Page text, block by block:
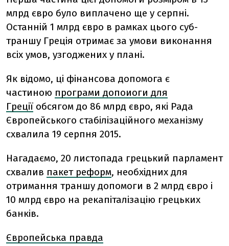
млрд євро було виплачено ще у серпні.
Останній 1 млрд євро в рамках цього суб-
траншу Греція отримає за умови виконання
всіх умов, узгоджених у плані.
Як відомо, ці фінансова допомога є
частиною програми допоиоги для
Греції обсягом до 86 млрд євро, які Рада
Європейського стабілізаційного механізму
схвалила 19 серпня 2015.
Нагадаємо, 20 листопада грецький парламент
схвалив пакет реформ, необхідних для
отримання траншу допомоги в 2 млрд євро і
10 млрд євро на рекапіталізацію грецьких
банків.
Європейська правда